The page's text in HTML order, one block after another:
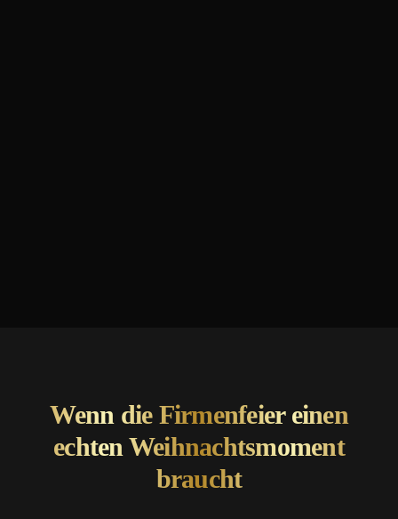
Wenn die Firmenfeier einen
echten Weihnachtsmoment
braucht